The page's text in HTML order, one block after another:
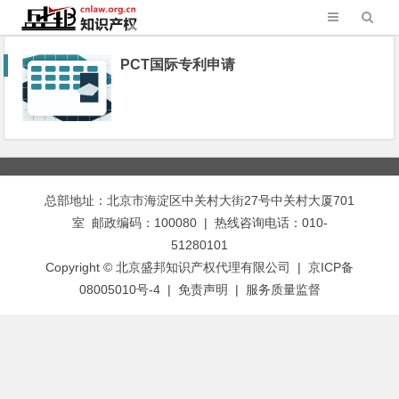
PCT国际专利申请
总部地址：北京市海淀区中关村大街27号中关村大厦701
室 邮政编码：100080 | 热线咨询电话：010-
51280101
Copyright © 北京盛邦知识产权代理有限公司 | 京ICP备
08005010号-4 | 免责声明 | 服务质量监督